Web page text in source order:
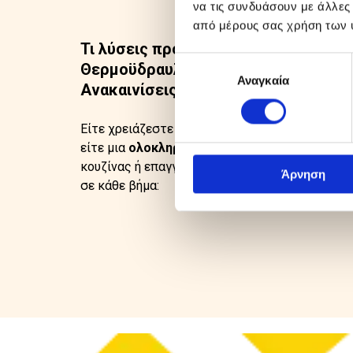
να τις συνδυάσουν με
από μέρους σας χρήση των
Επιλογή
συγκατάθεσηςΑναγκαία
Άρνηση
Τι λύσεις προσφέρουμε σε
Θερμοϋδραυλικά Έργα & στις
Ανακαινίσεις;
Είτε χρειάζεστε μια
απλή επισκευή στα
είτε μια ολοκληρωμένη ανακαίνιση μπάνιου,
κουζίνας ή επαγγελματικού χώρου, είμαστε
σε κάθε βήμα: